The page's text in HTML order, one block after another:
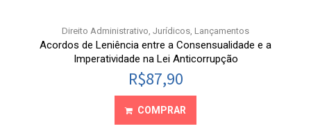
Direito Administrativo Jurídicos Lançamentos
Acordos de Leniência entre a Consensualidade e a
Imperatividade na Lei Anticorrupção
R$87,90
COMPRAR